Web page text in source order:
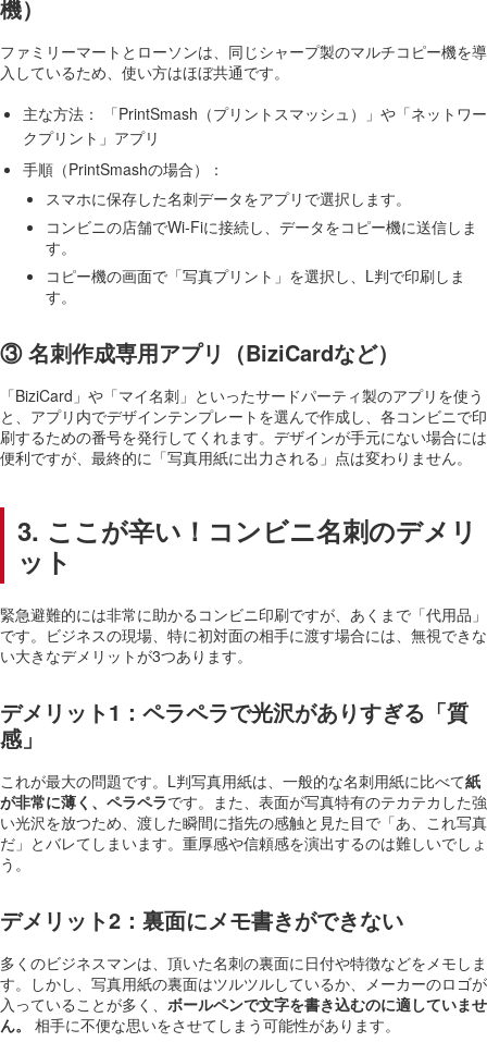
機）
ファミリーマートとローソンは、同じシャープ製のマルチコピー機を導
入しているため、使い方はほぼ共通です。
主な方法： 「PrintSmash（プリントスマッシュ）」や「ネットワー
クプリント」アプリ
手順（PrintSmashの場合）：
スマホに保存した名刺データをアプリで選択します。
コンビニの店舗でWi-Fiに接続し、データをコピー機に送信しま
す。
コピー機の画面で「写真プリント」を選択し、L判で印刷しま
す。
③ 名刺作成専用アプリ（BiziCardなど）
「BiziCard」や「マイ名刺」といったサードパーティ製のアプリを使う
と、アプリ内でデザインテンプレートを選んで作成し、各コンビニで印
刷するための番号を発行してくれます。デザインが手元にない場合には
便利ですが、最終的に「写真用紙に出力される」点は変わりません。
3. ここが辛い！コンビニ名刺のデメリ
ット
緊急避難的には非常に助かるコンビニ印刷ですが、あくまで「代用品」
です。ビジネスの現場、特に初対面の相手に渡す場合には、無視できな
い大きなデメリットが3つあります。
デメリット1：ペラペラで光沢がありすぎる「質
感」
これが最大の問題です。L判写真用紙は、一般的な名刺用紙に比べて紙
が非常に薄く、ペラペラです。また、表面が写真特有のテカテカした強
い光沢を放つため、渡した瞬間に指先の感触と見た目で「あ、これ写真
だ」とバレてしまいます。重厚感や信頼感を演出するのは難しいでしょ
う。
デメリット2：裏面にメモ書きができない
多くのビジネスマンは、頂いた名刺の裏面に日付や特徴などをメモしま
す。しかし、写真用紙の裏面はツルツルしているか、メーカーのロゴが
入っていることが多く、 ボールペンで文字を書き込むのに適していませ
ん。
相手に不便な思いをさせてしまう可能性があります。